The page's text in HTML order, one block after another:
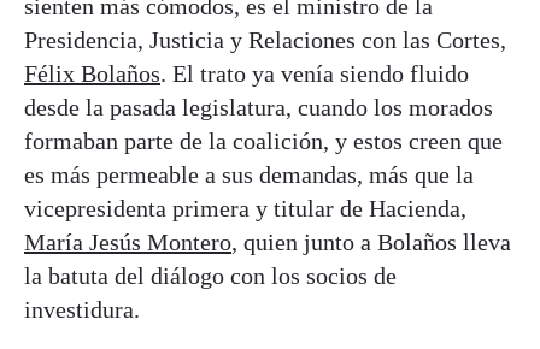
sienten más cómodos, es el ministro de la
Presidencia, Justicia y Relaciones con las Cortes,
Félix Bolaños. El trato ya venía siendo fluido
desde la pasada legislatura, cuando los morados
formaban parte de la coalición, y estos creen que
es más permeable a sus demandas, más que la
vicepresidenta primera y titular de Hacienda,
María Jesús Montero, quien junto a Bolaños lleva
la batuta del diálogo con los socios de
investidura.